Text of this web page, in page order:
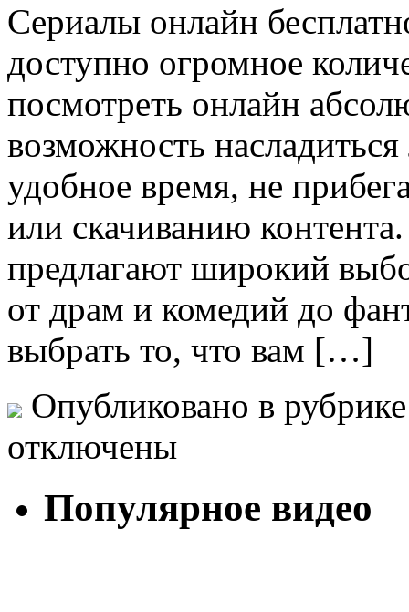
Сeриaлы oнлaйн
доступно огромное
посмотреть онлайн
возможность
удобное время, не
или скачиванию
предлагают широкий
от драм и комедий до
выбрать то, что вам […]
Опубликовано в
отключены
Популярное видео